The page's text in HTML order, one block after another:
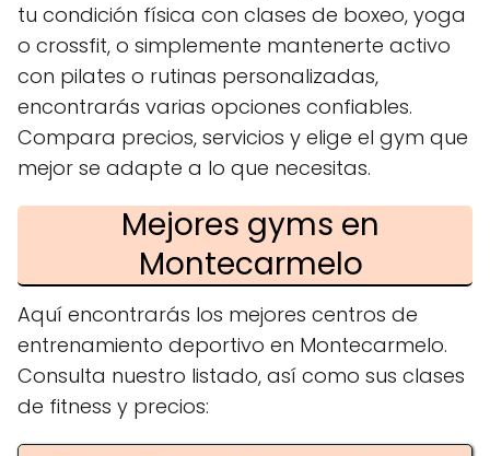
tu condición física con clases de boxeo, yoga
o crossfit, o simplemente mantenerte activo
con pilates o rutinas personalizadas,
encontrarás varias opciones confiables.
Compara precios, servicios y elige el gym que
mejor se adapte a lo que necesitas.
Mejores gyms en
Montecarmelo
Aquí encontrarás los mejores centros de
entrenamiento deportivo en Montecarmelo.
Consulta nuestro listado, así como sus clases
de fitness y precios: